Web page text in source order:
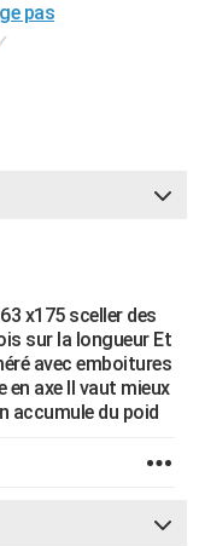
pas
x175 sceller des
sur la longueur Et
avec emboitures
axe Il vaut mieux
accumule du poid